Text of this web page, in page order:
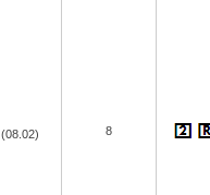
(08.02) 8